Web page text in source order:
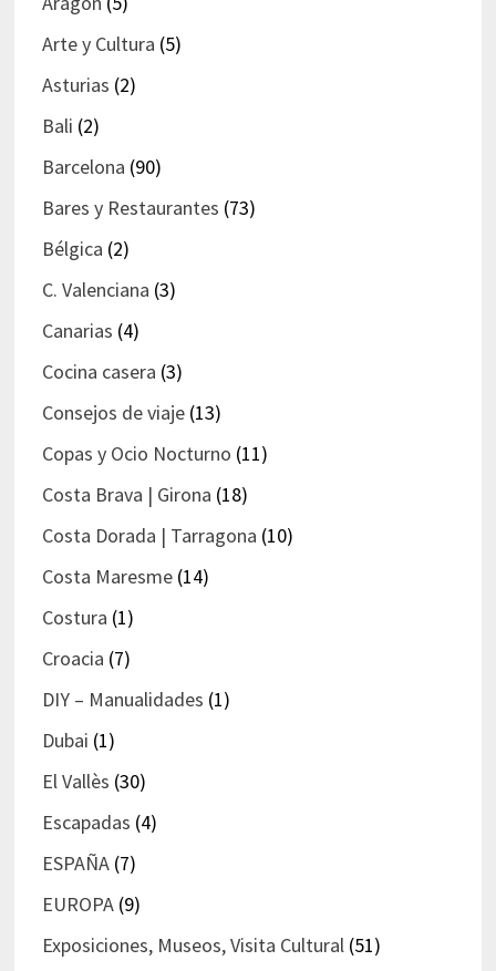
Arte y Cultura (5)
Asturias (2)
Bali (2)
Barcelona (90)
Bares y Restaurantes (73)
Bélgica (2)
C. Valenciana (3)
Canarias (4)
Cocina casera (3)
Consejos de viaje(13)
Copas y Ocio Nocturno (11)
Costa Brava | Girona (18)
Costa Dorada | Tarragona (10)
Costa Maresme(14)
Costura (1)
Croacia (7)
DIY – Manualidades (1)
Dubai (1)
El Vallès (30)
Escapadas (4)
ESPAÑA(7)
EUROPA(9)
Exposiciones, Museos, Visita Cultural(51)